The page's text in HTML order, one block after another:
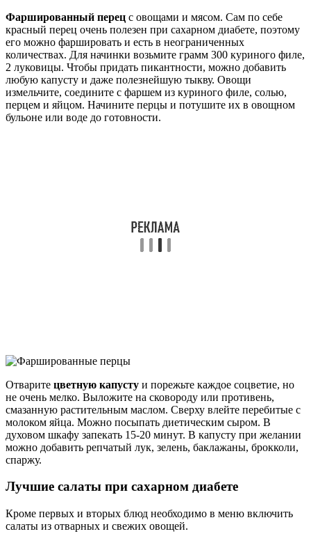
Фаршированный перец с овощами и мясом. Сам по себе
красный перец очень полезен при сахарном диабете, поэтому
его можно фаршировать и есть в неограниченных
количествах. Для начинки возьмите грамм 300 куриного филе,
2 луковицы. Чтобы придать пикантности, можно добавить
любую капусту и даже полезнейшую тыкву. Овощи
измельчите, соедините с фаршем из куриного филе, солью,
перцем и яйцом. Начините перцы и потушите их в овощном
бульоне или воде до готовности.
Отварите цветную капусту и порежьте каждое соцветие, но
не очень мелко. Выложите на сковороду или противень,
смазанную растительным маслом. Сверху влейте перебитые с
молоком яйца. Можно посыпать диетическим сыром. В
духовом шкафу запекать 15-20 минут. В капусту при желании
можно добавить репчатый лук, зелень, баклажаны, брокколи,
спаржу.
Лучшие салаты при сахарном диабете
Кроме первых и вторых блюд необходимо в меню включить
салаты из отварных и свежих овощей.